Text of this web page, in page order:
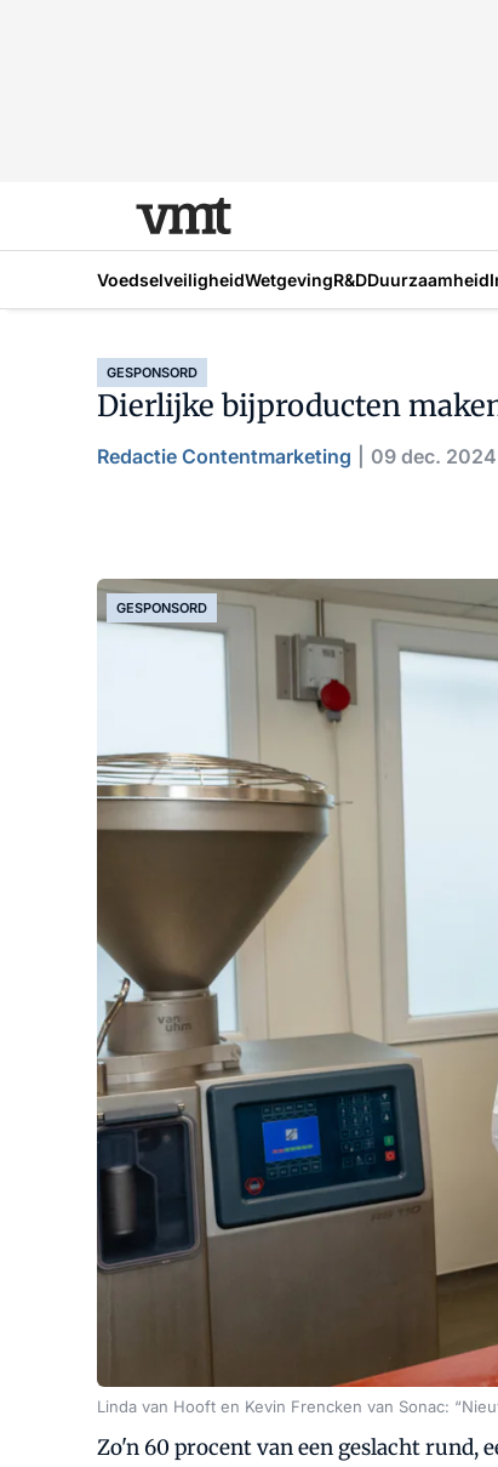
VoedselveiligheidWetgevingR&DDuurzaamheid
GESPONSORD
Dierlijke bijproducten
Redactie Contentmarketing 09 dec. 2024
GESPONSORD
Linda van Hooft en Kevin Frencken van Sonac:
Zo'n 60 procent van een geslacht